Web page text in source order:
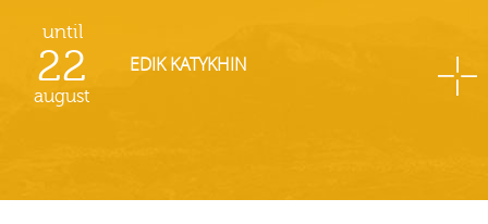
until
22
august
EDIK KATYKHIN